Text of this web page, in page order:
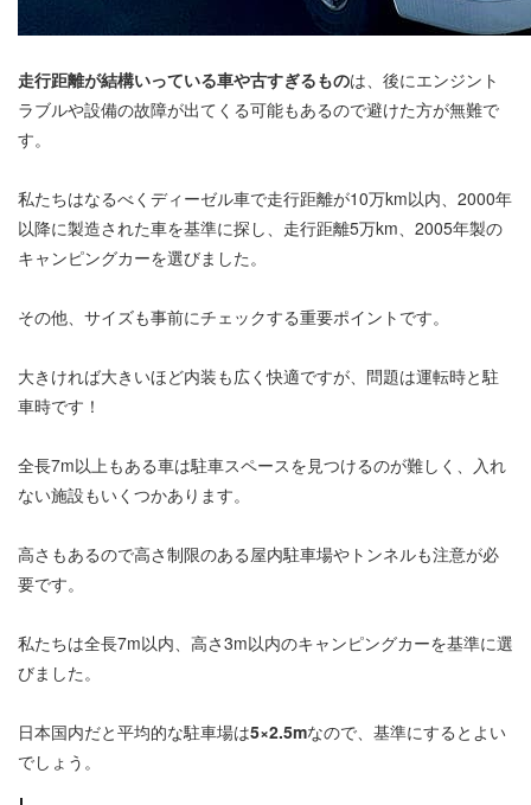
走行距離が結構いっている車や古すぎるものは、後にエンジント
ラブルや設備の故障が出てくる可能もあるので避けた方が無難で
す。
私たちはなるべくディーゼル車で走行距離が10万km以内、2000年
以降に製造された車を基準に探し、走行距離5万km、2005年製の
キャンピングカーを選びました。
その他、サイズも事前にチェックする重要ポイントです。
大きければ大きいほど内装も広く快適ですが、問題は運転時と駐
車時です！
全長7m以上もある車は駐車スペースを見つけるのが難しく、入れ
ない施設もいくつかあります。
高さもあるので高さ制限のある屋内駐車場やトンネルも注意が必
要です。
私たちは全長7m以内、高さ3m以内のキャンピングカーを基準に選
びました。
日本国内だと平均的な駐車場は5×2.5mなので、基準にするとよい
でしょう。